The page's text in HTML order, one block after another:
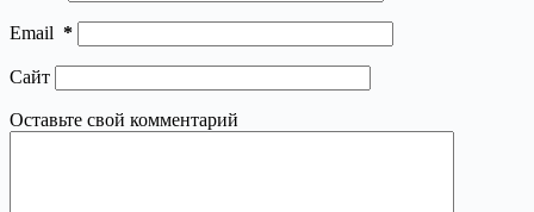
Email *
Сайт
Оставьте свой комментарий